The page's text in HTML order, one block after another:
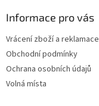
Informace pro vás
Vrácení zboží a reklamace
Obchodní podmínky
Ochrana osobních údajů
Volná místa